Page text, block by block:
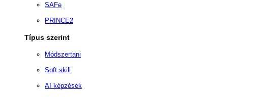
SAFe
PRINCE2
Típus szerint
Módszertani
Soft skill
AI képzések